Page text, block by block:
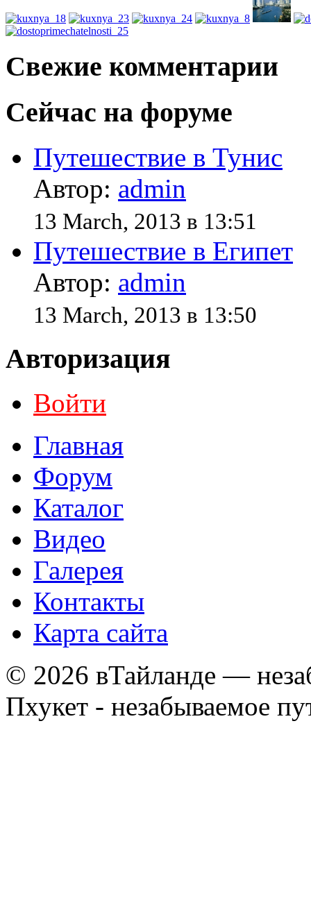
Свежие комментарии
Сейчас на форуме
Путешествие в Тунис
Автор: admin
13 March, 2013 в 13:51
Путешествие в Египет
Автор: admin
13 March, 2013 в 13:50
Авторизация
Войти
Главная
Форум
Каталог
Видео
Галерея
Контакты
Карта сайта
© 2026 вТайланде —
Пхукет - незабываемое